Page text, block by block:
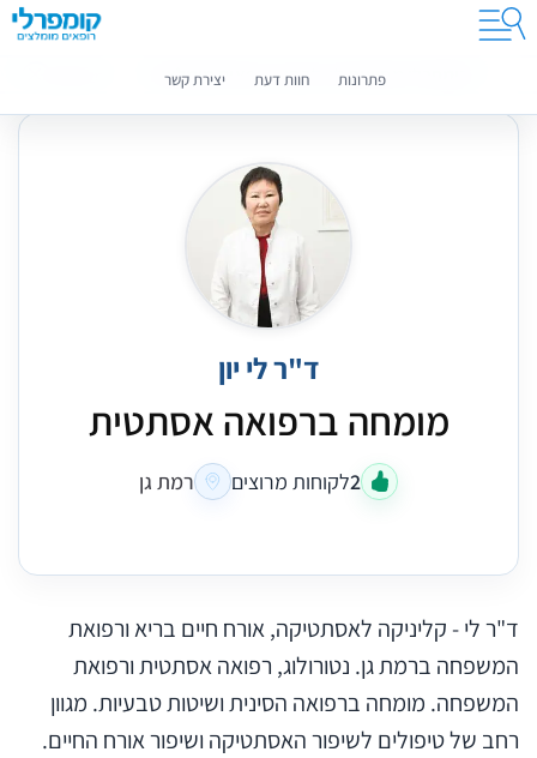
קומפרלי מסייעת לך לבחור רופאים מומלצים
פתרונות חוות דעת יצירת קשר
ד"ר לי יון
מומחה ברפואה אסתטית
2לקוחות מרוצים רמת גן
ד"ר לי - קליניקה לאסתטיקה, אורח חיים בריא ורפואת
המשפחה ברמת גן. נטורולוג, רפואה אסתטית ורפואת
המשפחה. מומחה ברפואה הסינית ושיטות טבעיות. מגוון
רחב של טיפולים לשיפור האסתטיקה ושיפור אורח החיים.